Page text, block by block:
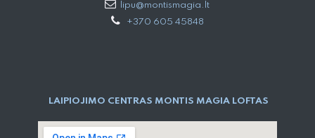
lipu@montismagia.lt
+370 605 45848
LAIPIOJIMO CENTRAS MONTIS MAGIA LOFTAS